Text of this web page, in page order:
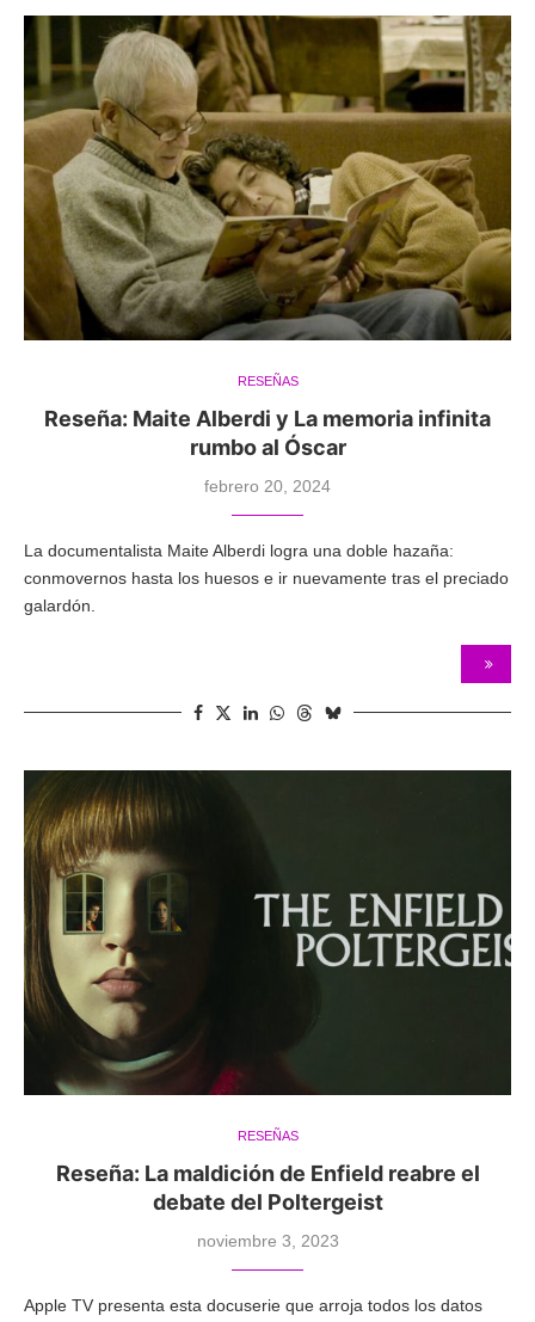
RESEÑAS
Reseña: Maite Alberdi y La memoria infinita
rumbo al Óscar
febrero 20, 2024
La documentalista Maite Alberdi logra una doble hazaña:
conmovernos hasta los huesos e ir nuevamente tras el preciado
galardón.
RESEÑAS
Reseña: La maldición de Enfield reabre el
debate del Poltergeist
noviembre 3, 2023
Apple TV presenta esta docuserie que arroja todos los datos